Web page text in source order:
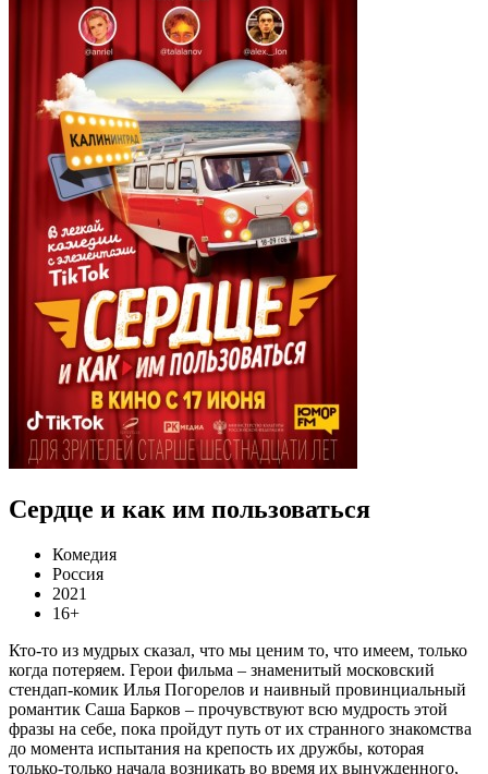
Сердце и как им пользоваться
Комедия
Россия
2021
16+
Кто-то из мудрых сказал, что мы ценим то, что имеем, только
когда потеряем. Герои фильма – знаменитый московский
стендап-комик Илья Погорелов и наивный провинциальный
романтик Саша Барков – прочувствуют всю мудрость этой
фразы на себе, пока пройдут путь от их странного знакомства
до момента испытания на крепость их дружбы, которая
только-только начала возникать во время их вынужденного,